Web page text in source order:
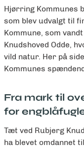
Hjørring Kommunes
som blev udvalgt til
Kommune, som
Knudshoved Odde,
vild natur. Her på
Kommunes
Fra mark til
for
Tæt ved Rubjerg
ha blevet omdannet